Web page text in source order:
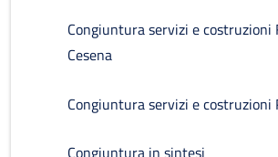
Congiuntura servizi e costruzioni
Cesena
Congiuntura servizi e costruzioni